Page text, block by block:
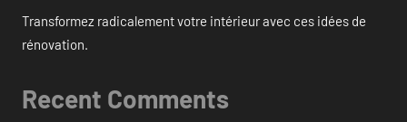
Transformez radicalement votre intérieur avec ces idées de
rénovation.
Recent Comments